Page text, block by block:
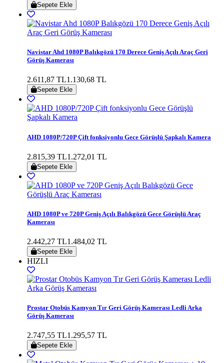
Sepete Ekle
Navistar Ahd 1080P Balıkgözü 170 Derece Geniş Açılı Araç Geri
Görüş Kamerası
2.611,87 TL1.130,68 TL
Sepete Ekle
AHD 1080P/720P Çift fonksiyonlu Gece Görüşlü Şapkalı Kamera
2.815,39 TL1.272,01 TL
Sepete Ekle
AHD 1080P ve 720P Geniş Açılı Balıkgözü Gece Görüşlü Araç
Kamerası
2.442,27 TL1.484,02 TL
Sepete Ekle
HIZLI
Prostar Otobüs Kamyon Tır Geri Görüş Kamerası Ledli Arka
Görüş Kamerası
2.747,55 TL1.295,57 TL
Sepete Ekle